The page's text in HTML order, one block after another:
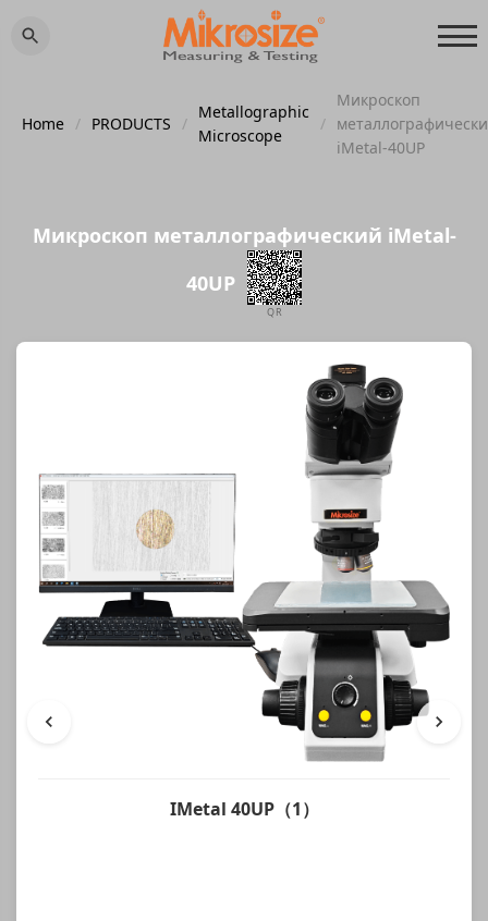
Home / PRODUCTS /
Metallographic
Microscope
/
Микроскоп
iMetal-40UP
Микроскоп металлографический iMetal-
40UP
QR
IMetal 40UP（1）